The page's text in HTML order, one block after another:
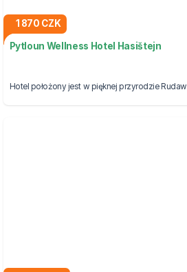
1 870 CZK
Pytloun Wellness Hotel Hasištejn
Hotel położony jest w pięknej przyrodzie Rudaw